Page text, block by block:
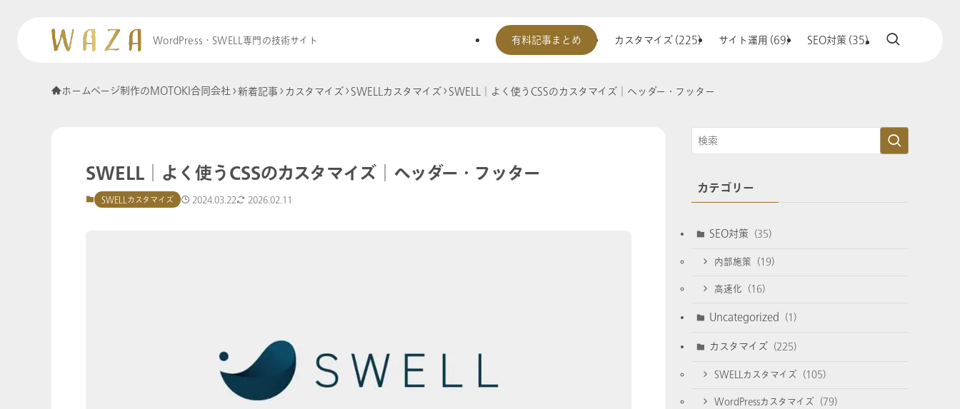
WordPress・SWELL専門の技術サイト 有料記事まとめ カスタマイズ (225) サイト運用 (69) SEO対策 (35)
ホームページ制作のMOTOKI合同会社 新着記事 カスタマイズ SWELLカスタマイズ SWELL│よく使うCSSのカスタマイズ│ヘッダー・フッター
SWELL│よく使うCSSのカスタマイズ│ヘッダー・フッター
SWELLカスタマイズ 2024.03.22 2026.02.11
カテゴリー
SEO対策 (35)
内部施策 (19)
高速化 (16)
Uncategorized (1)
カスタマイズ (225)
SWELLカスタマイズ (105)
WordPressカスタマイズ (79)